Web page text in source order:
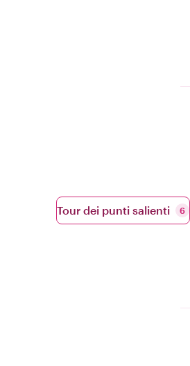
Tour dei punti salienti 6